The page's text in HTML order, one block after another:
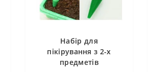
Набір для
пікірування з 2-х
предметів